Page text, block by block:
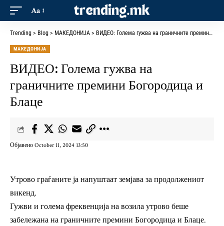
Aa
Trending > Blog > МАКЕДОНИЈА > ВИДЕО: Голема гужва на граничните премини Богородица и Блаце
МАКЕДОНИЈА
ВИДЕО: Голема гужва на
граничните премини Богородица и
Блаце
Објавено October 11, 2024 13:50
Утрово граѓаните ја напуштаат земјава за продолжениот
викенд.
Гужви и голема фреквенција на возила утрово беше
забележана на граничните премини Богородица и Блаце.